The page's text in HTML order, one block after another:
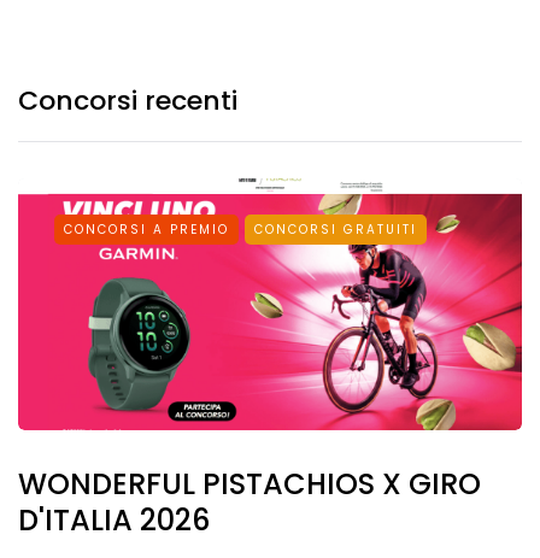
Concorsi recenti
CONCORSI A PREMIO CONCORSI GRATUITI
WONDERFUL PISTACHIOS X GIRO
D'ITALIA 2026